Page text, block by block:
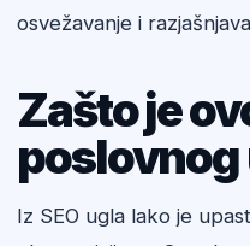
osvežavanje i
Zašto je
poslovnog
Iz SEO ugla lako je